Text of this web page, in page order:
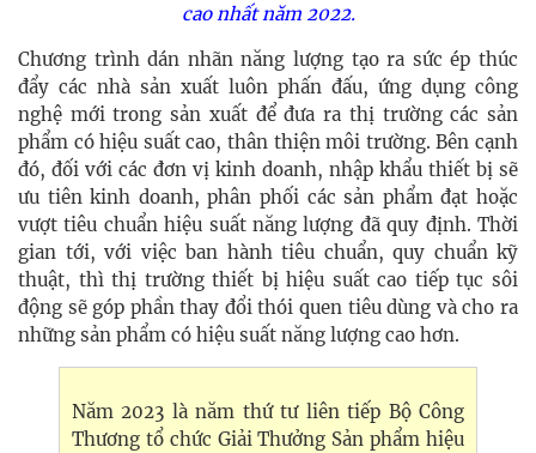
cao nhất năm 2022.
Chương trình dán nhãn năng lượng tạo ra sức ép thúc
đẩy các nhà sản xuất luôn phấn đấu, ứng dụng công
nghệ mới trong sản xuất để đưa ra thị trường các sản
phẩm có hiệu suất cao, thân thiện môi trường. Bên cạnh
đó, đối với các đơn vị kinh doanh, nhập khẩu thiết bị sẽ
ưu tiên kinh doanh, phân phối các sản phẩm đạt hoặc
vượt tiêu chuẩn hiệu suất năng lượng đã quy định. Thời
gian tới, với việc ban hành tiêu chuẩn, quy chuẩn kỹ
thuật, thì thị trường thiết bị hiệu suất cao tiếp tục sôi
động sẽ góp phần thay đổi thói quen tiêu dùng và cho ra
những sản phẩm có hiệu suất năng lượng cao hơn.
Năm 2023 là năm thứ tư liên tiếp Bộ Công
Thương tổ chức Giải Thưởng Sản phẩm hiệu